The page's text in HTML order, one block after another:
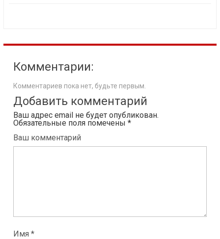
Комментарии:
Комментариев пока нет, будьте первым.
Добавить комментарий
Ваш адрес email не будет опубликован.
Обязательные поля помечены *
Ваш комментарий
Имя *